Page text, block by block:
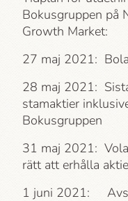
Bokusgruppen på
Growth Market:
27 maj 2021:
28 maj 2021:
stamaktier
Bokusgruppen
31 maj 2021:
rätt att erhålla
1 juni 2021: